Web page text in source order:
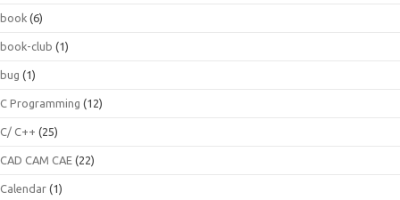
book (6)
book-club (1)
bug (1)
C Programming (12)
C/ C++ (25)
CAD CAM CAE (22)
Calendar (1)